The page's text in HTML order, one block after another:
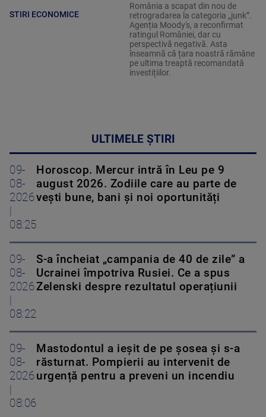
STIRI ECONOMICE
România a scapat din nou de
retrogradarea la categoria „junk”.
Agenția Moody's, a reconfirmat
ratingul României, dar cu
perspectivă negativă. Asta
înseamnă că țara noastră rămâne
pe ultima treaptă recomandată
investițiilor.
ULTIMELE ȘTIRI
09-
08-
2026
08:25
Horoscop. Mercur intră în Leu pe 9
august 2026. Zodiile care au parte de
vești bune, bani și noi oportunități
09-
08-
2026
08:22
S-a încheiat „campania de 40 de zile” a
Ucrainei împotriva Rusiei. Ce a spus
Zelenski despre rezultatul operațiunii
09-
08-
2026
08:06
Mastodontul a ieșit de pe șosea și s-a
răsturnat. Pompierii au intervenit de
urgență pentru a preveni un incendiu